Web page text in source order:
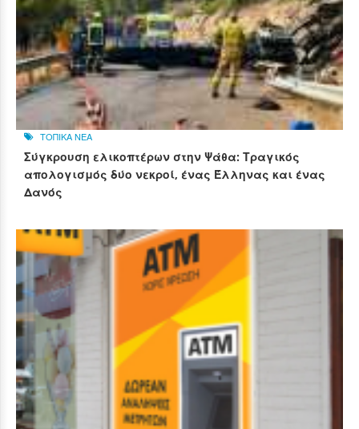
ΤΟΠΙΚΑ ΝΕΑ
Σύγκρουση ελικοπτέρων στην Ψάθα: Τραγικός
απολογισμός δύο νεκροί, ένας Έλληνας και ένας
Δανός